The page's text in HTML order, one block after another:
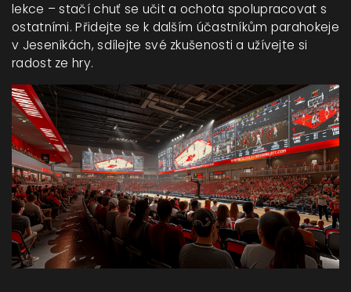
lekce – stačí chuť se učit a ochota spolupracovat s
ostatními. Přidejte se k dalším účastníkům parahokeje
v Jeseníkách, sdílejte své zkušenosti a užívejte si
radost ze hry.